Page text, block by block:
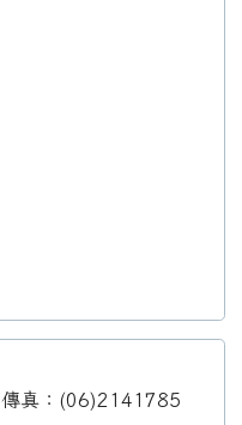
傳真：(06)2141785